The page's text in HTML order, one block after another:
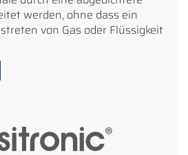
werden, ohne dass ein
von Gas oder Flüssigkeit